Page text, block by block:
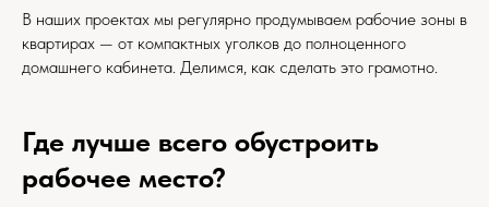
В наших проектах мы регулярно продумываем рабочие зоны в
квартирах — от компактных уголков до полноценного
домашнего кабинета. Делимся, как сделать это грамотно.
Где лучше всего обустроить
рабочее место?